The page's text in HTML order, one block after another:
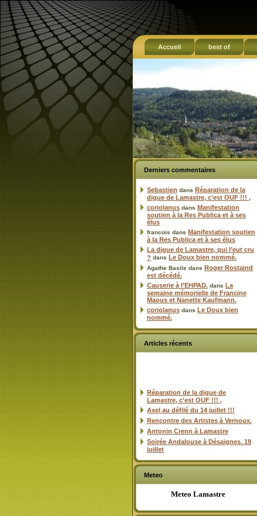
Accueil best of
Derniers commentaires
Sebastien dans Réparation de la
digue de Lamastre, c’est OUF !!! ,
coriolanus dans Manifestation
soutien à la Res Publica et à ses
élus
francois dans Manifestation soutien
à la Res Publica et à ses élus
La digue de Lamastre, qui l’eut cru
? dans Le Doux bien nommé.
Agathe Basile dans Roger Rostaind
est décédé.
Causerie à l’EHPAD. dans La
semaine mémorielle de Francine
Maous et Nanette Kaufmann.
coriolanus dans Le Doux bien
nommé.
Articles récents
Réparation de la digue de
Lamastre, c’est OUF !!! ,
Axel au défilé du 14 juillet !!!
Rencontre des Artistes à Vernoux.
Antonin Crenn à Lamastre
Soirée Andalouse à Désaignes. 19
juillet
Meteo
Meteo Lamastre